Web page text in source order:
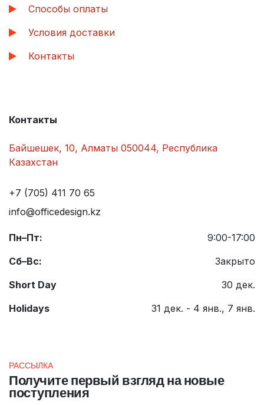
Способы оплаты
Условия доставки
Контакты
Контакты
Байшешек, 10, Алматы 050044, Республика
Казахстан
+7 (705) 411 70 65
info@officedesign.kz
Пн–Пт:
9:00-17:00
Сб–Вс:
Закрыто
Short Day
30 дек.
Holidays
31 дек. - 4 янв., 7 янв.
РАССЫЛКА
Получите первый взгляд на новые
поступления